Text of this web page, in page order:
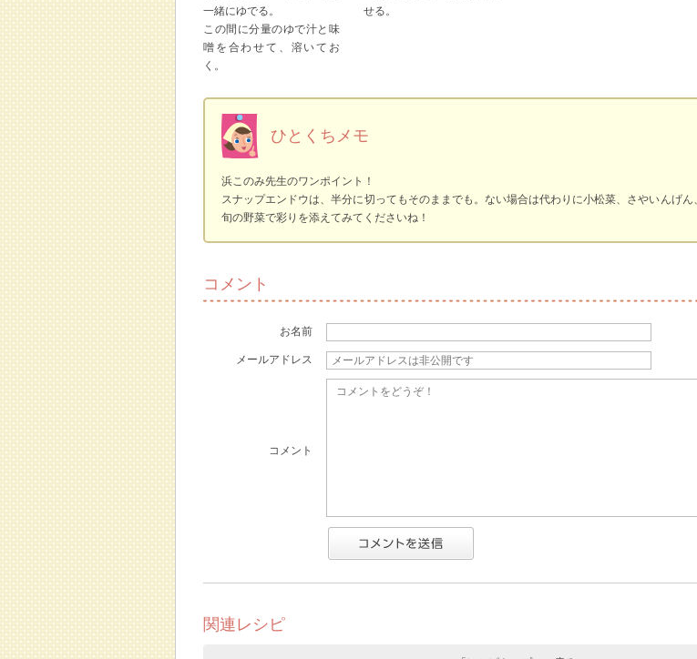
一緒にゆでる。
この間に分量のゆで汁と味
噌を合わせて、溶いてお
く。
せる。
ひとくちメモ
浜このみ先生のワンポイント！
スナップエンドウは、半分に切ってもそのままでも。ない場合は代わりに小松菜、さやいんげん
旬の野菜で彩りを添えてみてくださいね！
コメント
お名前
メールアドレス
コメント
関連レシピ